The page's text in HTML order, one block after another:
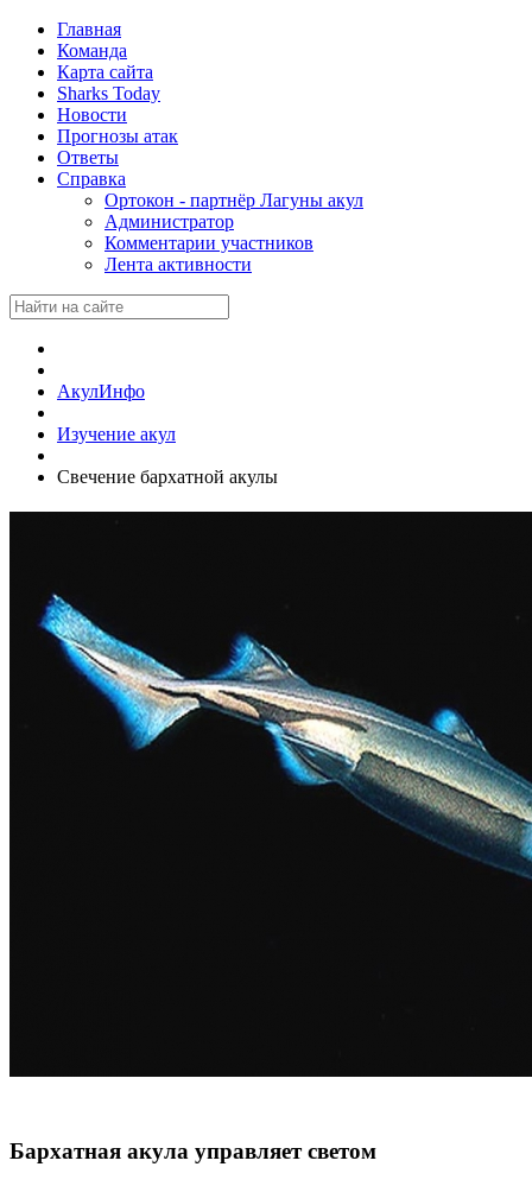
Главная
Команда
Карта сайта
Sharks Today
Новости
Прогнозы атак
Ответы
Справка
Ортокон - партнёр Лагуны акул
Администратор
Комментарии участников
Лента активности
АкулИнфо
Изучение акул
Cвечение бархатной акулы
Бархатная акула управляет светом